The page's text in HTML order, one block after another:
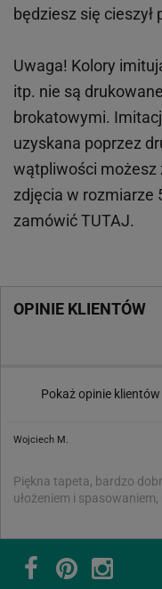
będziesz się
Uwaga! Kolory
itp. nie są
brokatowymi.
uzyskana poprzez
wątpliwości możesz
zdjęcia w rozmiarze
zamówićTUTAJ.
OPINIE KLIENTÓW
Pokaż opinie klientów
Wojciech M.
Piękna tapeta, bardzo
ułożeniem i spasowaniem,